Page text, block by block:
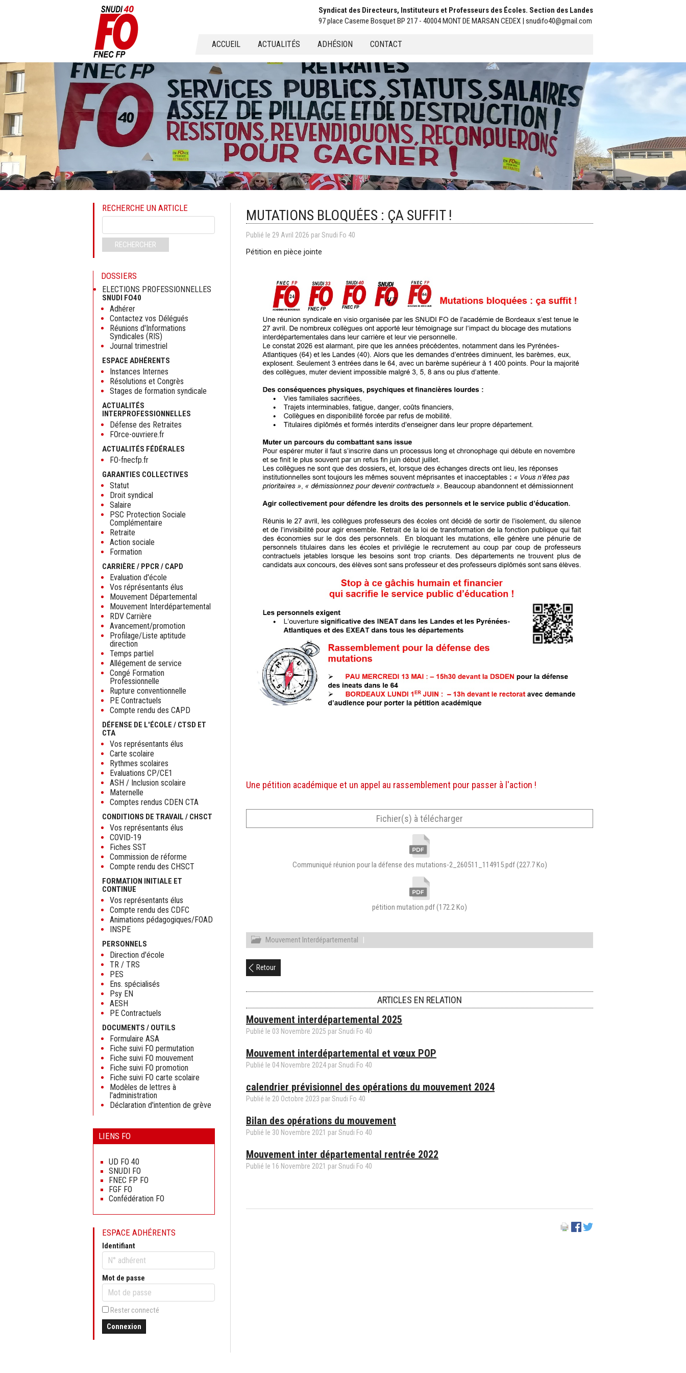
Syndicat des Directeurs, Instituteurs et Professeurs des Écoles. Section des Landes
97 place Caserne Bosquet BP 217 - 40004 MONT DE MARSAN CEDEX | snudifo40@gmail.com
Aller
contenu
ACCUEIL ACTUALITÉS ADHÉSION CONTACT
MUTATIONS BLOQUÉES : ÇA SUFFIT !
Publié le 29 Avril 2026 par Snudi Fo 40
Pétition en pièce jointe
Une pétition académique et un appel au rassemblement pour passer à l'action !
Fichier(s) à télécharger
Communiqué réunion pour la défense des mutations-2_260511_114915.pdf(227.7 Ko)
pétition mutation.pdf(172.2 Ko)
Mouvement Interdépartemental |
Retour
ARTICLES EN RELATION
Mouvement interdépartemental 2025
Publié le 03 Novembre 2025 par Snudi Fo 40
Mouvement interdépartemental et vœux POP
Publié le 04 Novembre 2024 par Snudi Fo 40
calendrier prévisionnel des opérations du mouvement 2024
Publié le 20 Octobre 2023 par Snudi Fo 40
Bilan des opérations du mouvement
Publié le 30 Novembre 2021 par Snudi Fo 40
Mouvement inter départemental rentrée 2022
Publié le 16 Novembre 2021 par Snudi Fo 40
RECHERCHE UN ARTICLE
clés
RECHERCHER
DOSSIERS
ELECTIONS PROFESSIONNELLES
SNUDI FO40
Adhérer
Contactez vos Délégués
Réunions d'Informations
Syndicales (RIS)
Journal trimestriel
ESPACE ADHÉRENTS
Instances Internes
Résolutions et Congrès
Stages de formation syndicale
ACTUALITÉS
INTERPROFESSIONNELLES
Défense des Retraites
FOrce-ouvriere.fr
ACTUALITÉS FÉDÉRALES
FO-fnecfp.fr
GARANTIES COLLECTIVES
Statut
Droit syndical
Salaire
PSC Protection Sociale
Complémentaire
Retraite
Action sociale
Formation
CARRIÈRE / PPCR / CAPD
Evaluation d'école
Vos réprésentants élus
Mouvement Départemental
Mouvement Interdépartemental
RDV Carrière
Avancement/promotion
Profilage/Liste aptitude
direction
Temps partiel
Allégement de service
Congé Formation
Professionnelle
Rupture conventionnelle
PE Contractuels
Compte rendu des CAPD
DÉFENSE DE L'ÉCOLE / CTSD ET
CTA
Vos représentants élus
Carte scolaire
Rythmes scolaires
Evaluations CP/CE1
ASH / Inclusion scolaire
Maternelle
Comptes rendus CDEN CTA
CONDITIONS DE TRAVAIL / CHSCT
Vos représentants élus
COVID-19
Fiches SST
Commission de réforme
Compte rendu des CHSCT
FORMATION INITIALE ET
CONTINUE
Vos représentants élus
Compte rendu des CDFC
Animations pédagogiques/FOAD
INSPE
PERSONNELS
Direction d'école
TR / TRS
PES
Ens. spécialisés
Psy EN
AESH
PE Contractuels
DOCUMENTS / OUTILS
Formulaire ASA
Fiche suivi FO permutation
Fiche suivi FO mouvement
Fiche suivi FO promotion
Fiche suivi FO carte scolaire
Modèles de lettres à
l'administration
Déclaration d'intention de grève
LIENS FO
contenu
UD FO 40
SNUDI FO
FNEC FP FO
FGF FO
Confédération FO
ESPACE ADHÉRENTS
Identifiant
Mot de passe
Rester connecté
Connexion